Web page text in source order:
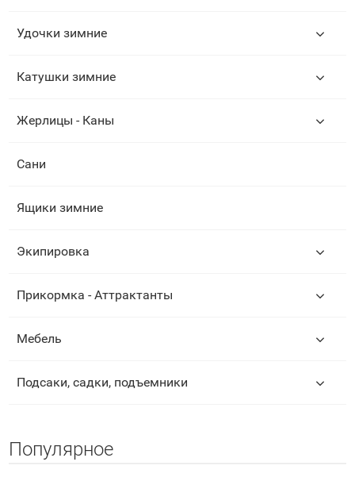
Удочки зимние
Катушки зимние
Жерлицы - Каны
Сани
Ящики зимние
Экипировка
Прикормка - Аттрактанты
Мебель
Подсаки, садки, подъемники
Популярное